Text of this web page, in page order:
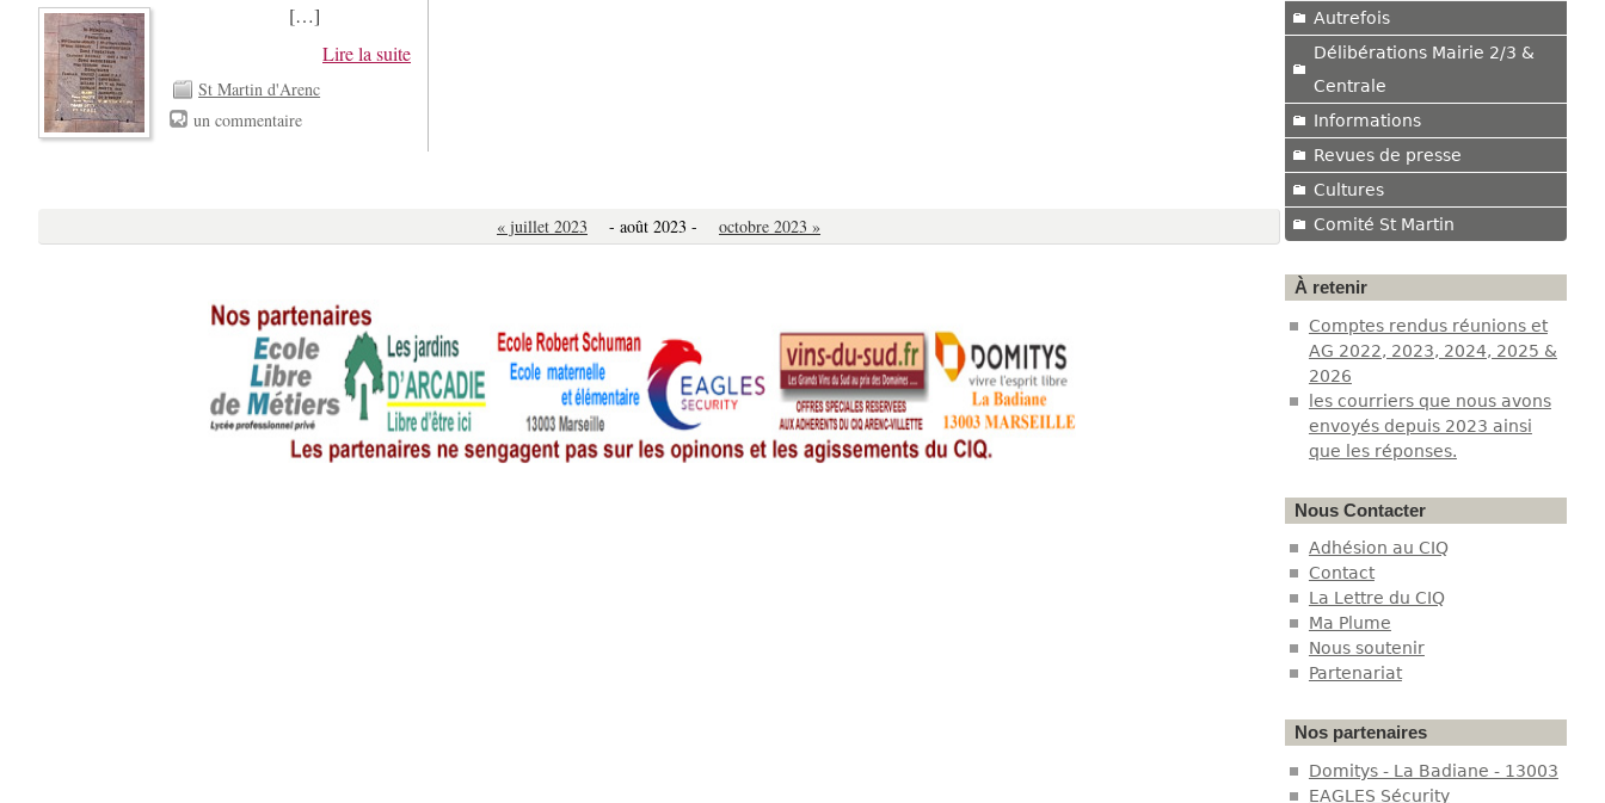
[…]
Lire la suite
St Martin d'Arenc
un commentaire
« juillet 2023 - août 2023 - octobre 2023 »
Autrefois
Délibérations Mairie 2/3 &
Centrale
Informations
Revues de presse
Cultures
Comité St Martin
À retenir
Comptes rendus réunions et
AG 2022, 2023, 2024, 2025 &
2026
les courriers que nous avons
envoyés depuis 2023 ainsi
que les réponses.
Nous Contacter
Adhésion au CIQ
Contact
La Lettre du CIQ
Ma Plume
Nous soutenir
Partenariat
Nos partenaires
Domitys - La Badiane - 13003
EAGLES Sécurity